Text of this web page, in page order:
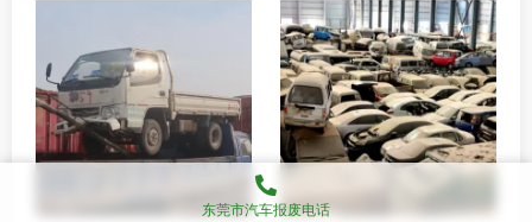
东莞市汽车报废电话